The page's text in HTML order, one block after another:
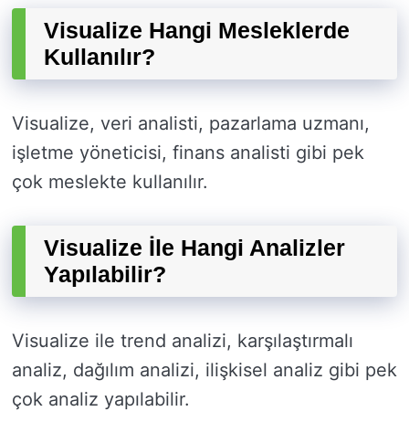
Visualize Hangi Mesleklerde
Kullanılır?
Visualize, veri analisti, pazarlama uzmanı,
işletme yöneticisi, finans analisti gibi pek
çok meslekte kullanılır.
Visualize İle Hangi Analizler
Yapılabilir?
Visualize ile trend analizi, karşılaştırmalı
analiz, dağılım analizi, ilişkisel analiz gibi pek
çok analiz yapılabilir.